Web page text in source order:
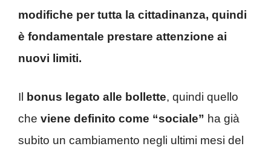
modifiche per tutta la cittadinanza, quindi
è fondamentale prestare attenzione ai
nuovi limiti.
Il bonus legato alle bollette, quindi quello
che viene definito come “sociale” ha già
subito un cambiamento negli ultimi mesi del